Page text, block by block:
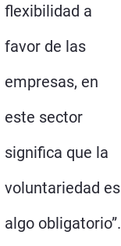
flexibilidad a
favor de las
empresas, en
este sector
significa que la
voluntariedad es
algo obligatorio”.